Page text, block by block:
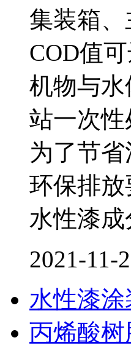
集装箱
COD值
机物与
站一次
为了节
环保排
水性漆
2021-11-
水性漆
丙烯酸